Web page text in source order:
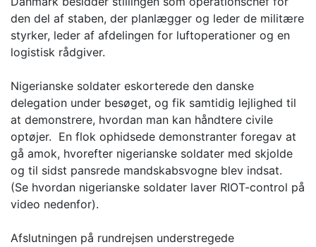
den del af staben, der planlægger og leder de militære
styrker, leder af afdelingen for luftoperationer og en
logistisk rådgiver.
Nigerianske soldater eskorterede den danske
delegation under besøget, og fik samtidig lejlighed til
at demonstrere, hvordan man kan håndtere civile
optøjer. En flok ophidsede demonstranter foregav at
gå amok, hvorefter nigerianske soldater med skjolde
og til sidst pansrede mandskabsvogne blev indsat.
(Se hvordan nigerianske soldater laver RIOT-control på
video nedenfor).
Afslutningen på rundrejsen understregede